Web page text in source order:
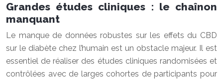
Grandes études cliniques : le chaînon
manquant
Le manque de données robustes sur les effets du CBD
sur le diabète chez l’humain est un obstacle majeur. Il est
essentiel de réaliser des études cliniques randomisées et
contrôlées avec de larges cohortes de participants pour